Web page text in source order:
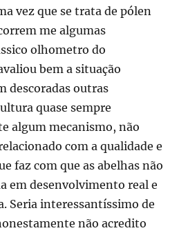
vez que se trata de pólen
me algumas
olhometro do
bem a situação
descoradas outras
quase sempre
algum mecanismo, não
com a qualidade e
faz com que as abelhas não
em desenvolvimento real e
Seria interessantíssimo de
não acredito